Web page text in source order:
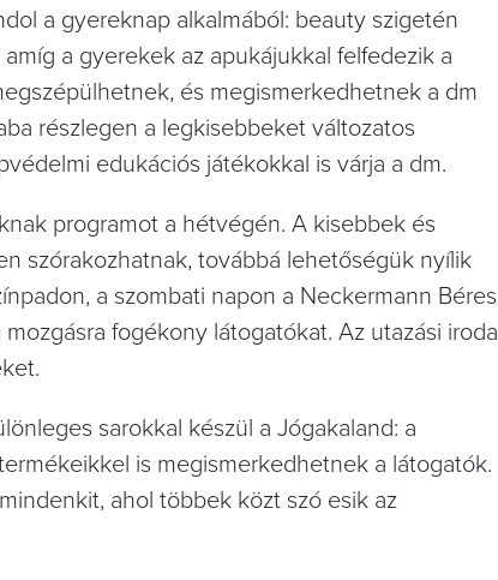
a gyereknap alkalmából: beauty szigetén
a gyerekek az apukájukkal felfedezik a
és megismerkedhetnek a dm
részlegen a legkisebbeket változatos
edukációs játékokkal is várja a dm.
programot a hétvégén. A kisebbek és
szórakozhatnak, továbbá lehetőségük nyílik
a szombati napon a Neckermann Béres
fogékony látogatókat. Az utazási iroda
sarokkal készül a Jógakaland: a
is megismerkedhetnek a látogatók.
ahol többek közt szó esik az